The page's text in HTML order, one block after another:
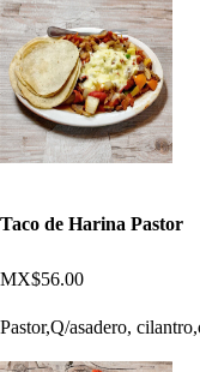
Taco de Harina Pastor
MX$56.00
Pastor,Q/asadero,